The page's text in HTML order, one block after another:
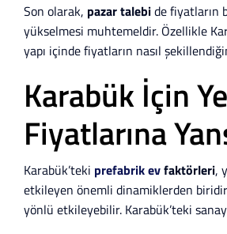
Son olarak, pazar talebide fiyatların
yükselmesi muhtemeldir. Özellikle
yapı içinde fiyatların nasıl
Karabük İçin
Fiyatlarına
Karabük’teki prefabrik evfaktörleri,
etkileyen önemli dinamiklerden
yönlü etkileyebilir. Karabük’teki